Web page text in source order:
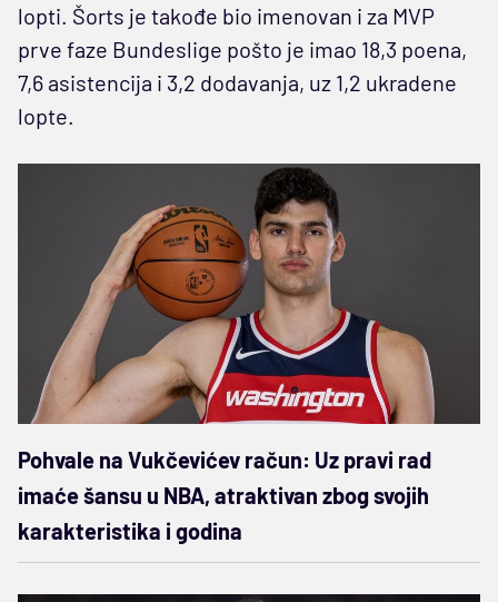
lopti. Šorts je takođe bio imenovan i za MVP
prve faze Bundeslige pošto je imao 18,3 poena,
7,6 asistencija i 3,2 dodavanja, uz 1,2 ukradene
lopte.
Pohvale na Vukčevićev račun: Uz pravi rad
imaće šansu u NBA, atraktivan zbog svojih
karakteristika i godina